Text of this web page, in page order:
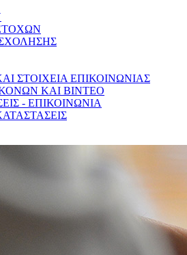
ΣΤΟΙΧΕΙΑ ΕΠΙΚΟΙΝΩΝΙΑΣ
ΚΑΙ ΒΙΝΤΕΟ
- ΕΠΙΚΟΙΝΩΝΙΑ